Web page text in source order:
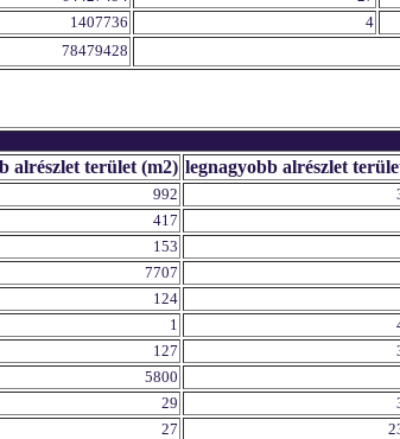
1407736 4
78479428
alrészlet terület (m2) legnagyobb alrészlet
992
417
153
7707
124
1
127
5800
29
27